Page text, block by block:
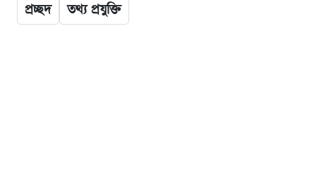
প্রচ্ছদ তথ্য প্রযুক্তি